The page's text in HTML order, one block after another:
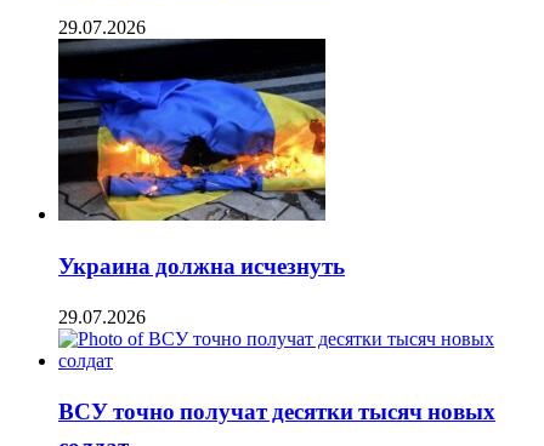
29.07.2026
Украина должна исчезнуть
29.07.2026
ВСУ точно получат десятки тысяч новых